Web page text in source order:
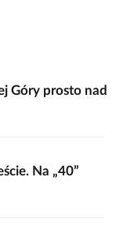
Góry prosto nad
Na „40”